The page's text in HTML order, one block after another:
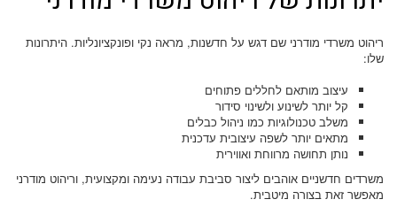
ריהוט משרדי מודרני שם דגש על חדשנות, מראה נקי ופונקציונליות. היתרונות
שלו:
עיצוב מותאם לחללים פתוחים
קל יותר לשינוע ולשינוי סידור
משלב טכנולוגיות כמו ניהול כבלים
מתאים יותר לשפה עיצובית עדכנית
נותן תחושה מרווחת ואווירית
משרדים חדשניים אוהבים ליצור סביבת עבודה נעימה ומקצועית, וריהוט מודרני
מאפשר זאת בצורה מיטבית.